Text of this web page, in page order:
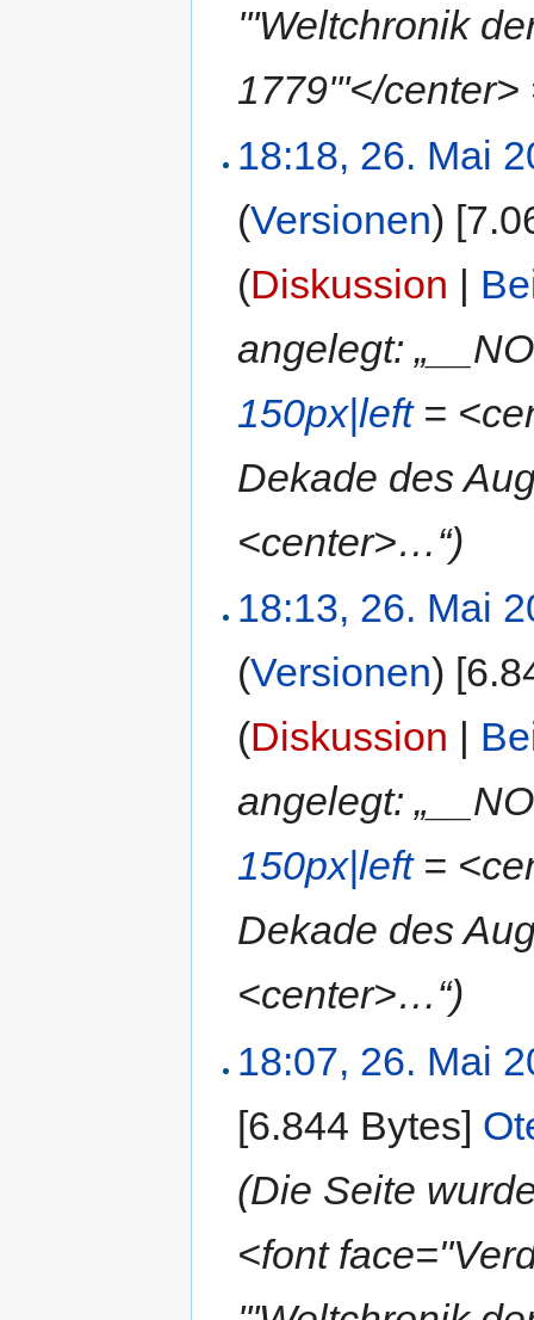
'''Weltchronik
1779'''</
18:18, 26. Mai
(Versionen)
(Diskussion |
angelegt:
150px|left=
Dekade des
<center>…“)
18:13, 26. Mai
(Versionen)
(Diskussion
angelegt:
150px|left=
Dekade des
<center>…“)
18:07, 26. Mai
[6.844 Bytes]
(Die Seite
<font